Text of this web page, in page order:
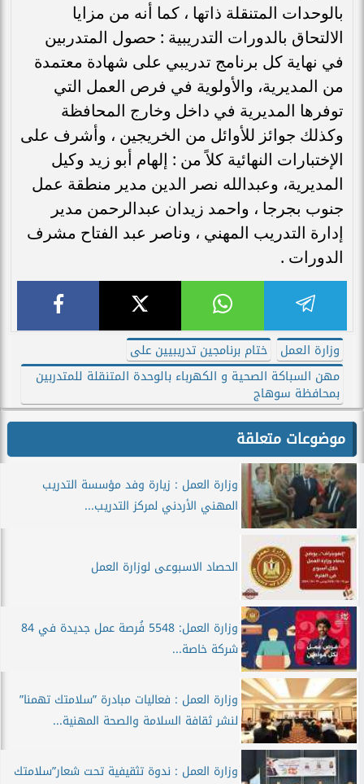
بالوحدات المتنقلة ذاتها ، كما أنه من مزايا
الالتحاق بالدورات التدريبية : حصول المتدربين
في نهاية كل برنامج تدريبي على شهادة معتمدة
من المديرية، والأولوية في فرص العمل التي
توفرها المديرية في داخل وخارج المحافظة
وكذلك جوائز للأوائل من الخريجين ، وأشرف على
الإختبارات النهائية كلاً من : إلهام أبو زيد وكيل
المديرية، وعبدالله نصر الدين مدير منطقة عمل
جنوب بجرجا ، واحمد زيدان عبدالرحمن مدير
إدارة التدريب المهني ، وناصر عبد الفتاح مشرف
الدورات .
وزارة العمل
ختام برنامجين تدريبيين على
مهن السباكة الصحية و الكهرباء بالوحدة المتنقلة للمتدربين
بمحافظة سوهاج
موضوعات متعلقة
وزارة العمل : زيارة وفد مؤسسة التدريب
المهني الأردني لمركز التدريب...
الحصاد الاسبوعى لوزارة العمل
وزارة العمل: 5548 فُرصة عمل جديدة في 84
شركة خاصة...
وزارة العمل : فعاليات مبادرة ”سلامتك تهمنا”
لنشر ثقافة السلامة والصحة المهنية...
وزارة العمل : ندوة تثقيفية تحت شعار”سلامتك